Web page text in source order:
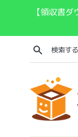
【領収書
検索する